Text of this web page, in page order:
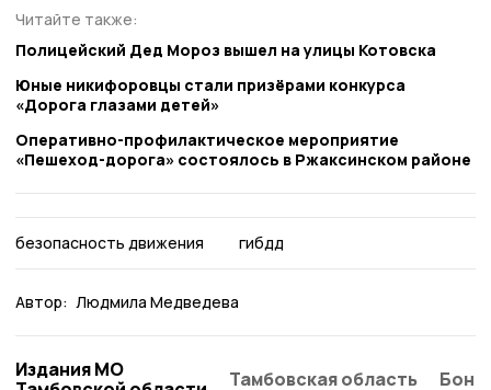
Читайте также:
Полицейский Дед Мороз вышел на улицы Котовска
Юные никифоровцы стали призёрами конкурса
«Дорога глазами детей»
Оперативно-профилактическое мероприятие
«Пешеход-дорога» состоялось в Ржаксинском районе
безопасность движения гибдд
Автор: Людмила Медведева
Издания МО
Тамбовская область